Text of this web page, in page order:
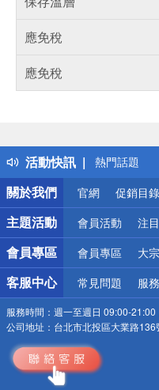
應免稅
應免稅
活動快訊
得獎公告
熱門話題
銀行優惠
偏遠地區配送
詐騙網頁！
關於我們
官網 促銷目錄
主題活動 會員活動 注
會員專區 會員專區 大
客服中心 常見問題 服
服務時間： 週一至週日 09:00-
公司地址： 台北市北投區大業路136